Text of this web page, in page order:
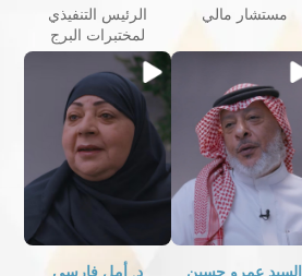
مستشار مالي
الرئيس التنفيذي
لمختبرات البرج
السيد عمرو حسين
د. أمل فارسي